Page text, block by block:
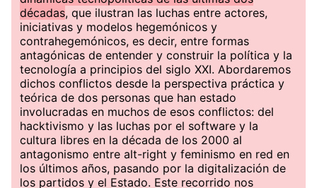
décadas, que ilustran las luchas entre actores,
iniciativas y modelos hegemónicos y
contrahegemónicos, es decir, entre formas
antagónicas de entender y construir la política y la
tecnología a principios del siglo XXI. Abordaremos
dichos conflictos desde la perspectiva práctica y
teórica de dos personas que han estado
involucradas en muchos de esos conflictos: del
hacktivismo y las luchas por el software y la
cultura libres en la década de los 2000 al
antagonismo entre alt-right y feminismo en red en
los últimos años, pasando por la digitalización de
los partidos y el Estado. Este recorrido nos